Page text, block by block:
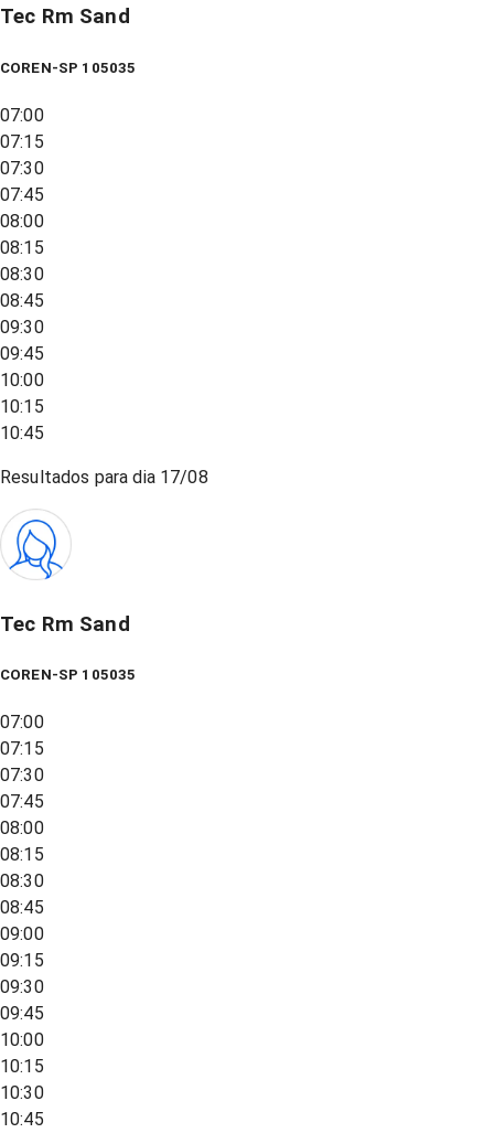
Tec Rm Sand
COREN-SP 105035
07:00
07:15
07:30
07:45
08:00
08:15
08:30
08:45
09:30
09:45
10:00
10:15
10:45
Resultados para dia 17/08
Tec Rm Sand
COREN-SP 105035
07:00
07:15
07:30
07:45
08:00
08:15
08:30
08:45
09:00
09:15
09:30
09:45
10:00
10:15
10:30
10:45